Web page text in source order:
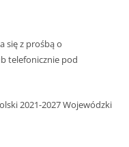
się z prośbą o
telefonicznie pod
2021-2027 Wojewódzki